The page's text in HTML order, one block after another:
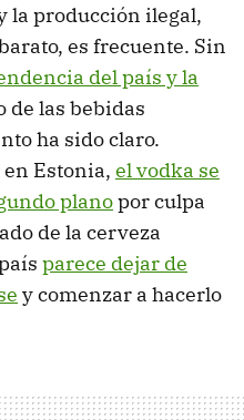
la producción ilegal,
es frecuente. Sin
del país y la
de las bebidas
ha sido claro.
Estonia, el vodka se
planopor culpa
de la cerveza
parece dejar de
y comenzar a hacerlo